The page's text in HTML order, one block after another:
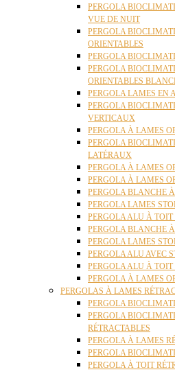
PERGOLA
VUE DE NUIT
PERGOLA
ORIENTABLES
PERGOLA
PERGOLA
ORIENTABLES
PERGOLA LAMES EN
PERGOLA
VERTICAUX
PERGOLA À LAMES
PERGOLA
LATÉRAUX
PERGOLA À LAMES
PERGOLA À LAMES
PERGOLA BLANCHE
PERGOLA LAMES
PERGOLA ALU À
PERGOLA BLANCHE
PERGOLA LAMES
PERGOLA ALU AVEC
PERGOLA ALU À
PERGOLA À LAMES
PERGOLAS À LAMES
PERGOLA
PERGOLA
RÉTRACTABLES
PERGOLA À LAMES
PERGOLA
PERGOLA À TOIT